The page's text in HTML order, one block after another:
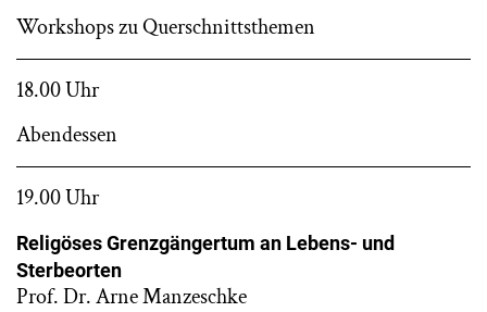
Workshops zu Querschnittsthemen
18.00 Uhr
Abendessen
19.00 Uhr
Religöses Grenzgängertum an Lebens- und
Sterbeorten
Prof. Dr. Arne Manzeschke